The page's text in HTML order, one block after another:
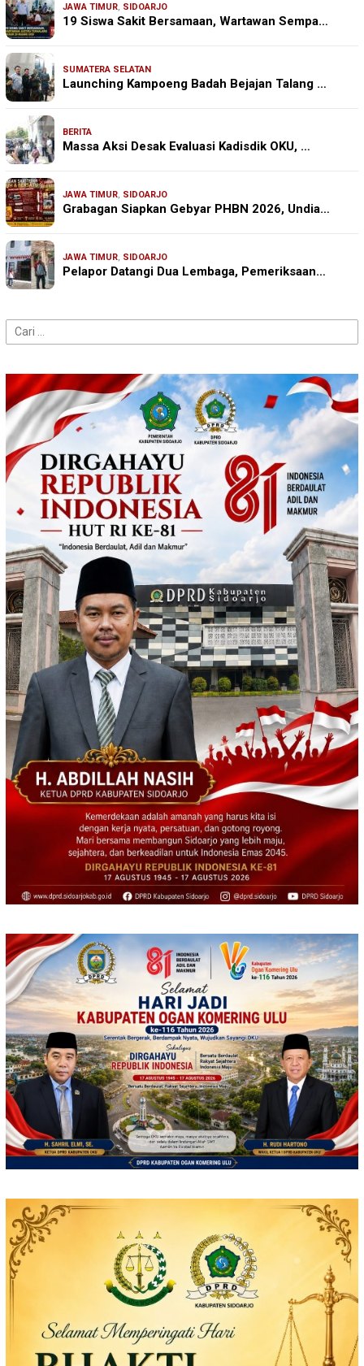
JAWA TIMUR, SIDOARJO
19 Siswa Sakit Bersamaan, Wartawan Sempa…
SUMATERA SELATAN
Launching Kampoeng Badah Bejajan Talang …
BERITA
Massa Aksi Desak Evaluasi Kadisdik OKU, …
JAWA TIMUR, SIDOARJO
Grabagan Siapkan Gebyar PHBN 2026, Undia…
JAWA TIMUR, SIDOARJO
Pelapor Datangi Dua Lembaga, Pemeriksaan…
Cari
untuk: